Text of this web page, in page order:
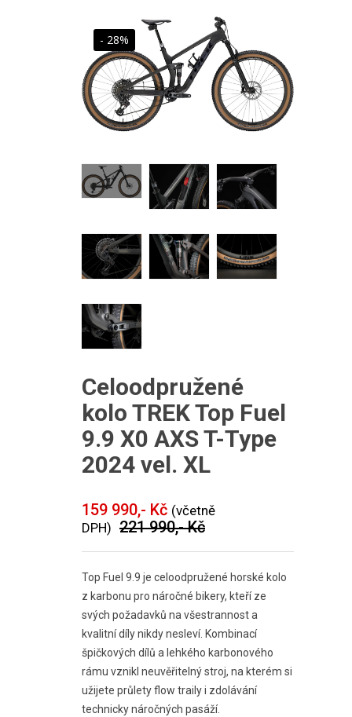
- 28%
Celoodpružené
kolo TREK Top Fuel
9.9 X0 AXS T-Type
2024 vel. XL
159 990,- Kč (včetně
DPH) 221 990,- Kč
Top Fuel 9.9 je celoodpružené horské kolo
z karbonu pro náročné bikery, kteří ze
svých požadavků na všestrannost a
kvalitní díly nikdy nesleví. Kombinací
špičkových dílů a lehkého karbonového
rámu vznikl neuvěřitelný stroj, na kterém si
užijete průlety flow traily i zdolávání
technicky náročných pasáží.